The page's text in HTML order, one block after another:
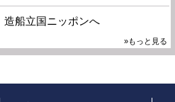
造船立国ニッポンへ
»もっと見る